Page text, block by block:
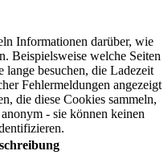
Informationen darüber, wie
Beispielsweise welche Seiten
besuchen, die Ladezeit
Fehlermeldungen angezeigt
die diese Cookies sammeln,
- sie können keinen